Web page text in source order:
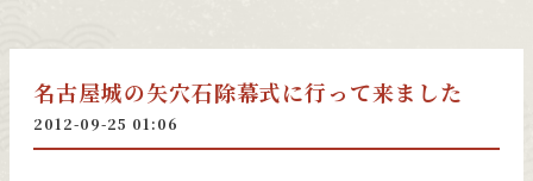
名古屋城の矢穴石除幕式に行って来ました
2012-09-25 01:06